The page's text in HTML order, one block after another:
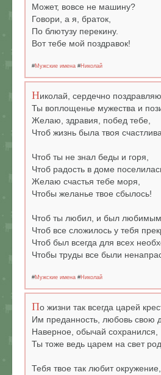
Может, вовсе не машину?
Говори, а я, браток,
По блютузу перекину.
Вот тебе мой поздравок!
#Мужские имена #Николай
Николай, сердечно поздравляю,
Ты воплощенье мужества и
Желаю, здравия, побед тебе,
Чтоб жизнь была твоя
Чтоб ты не знал беды и горя,
Чтоб радость в доме
Желаю счастья тебе моря,
Чтобы желанье твое сбылось!
Чтоб ты любил, и был любимым,
Чтоб все сложилось у тебя
Чтоб был всегда для всех
Чтобы труды все были
#Мужские имена #Николай
По жизни так всегда царей
Им преданность, любовь свою
Наверное, обычай сохранился,
Ты тоже ведь царем на свет
Тебя твое так любит окружение,